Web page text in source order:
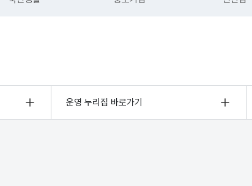
운영 누리집 바로가기